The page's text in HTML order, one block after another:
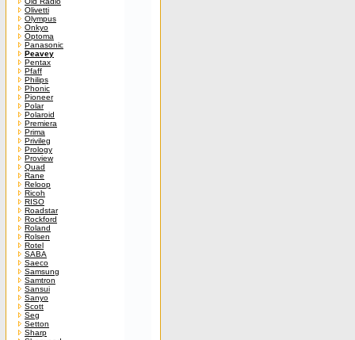
Olivetti
Olympus
Onkyo
Optoma
Panasonic
Peavey
Pentax
Pfaff
Philips
Phonic
Pioneer
Polar
Polaroid
Premiera
Prima
Privileg
Prology
Proview
Quad
Rane
Reloop
Ricoh
RISO
Roadstar
Rockford
Roland
Rolsen
Rotel
SABA
Saeco
Samsung
Samtron
Sansui
Sanyo
Scott
Seg
Setton
Sharp